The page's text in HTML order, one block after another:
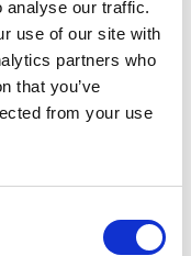
analyse our traffic.
use of our site with
partners who
that you’ve
from your use